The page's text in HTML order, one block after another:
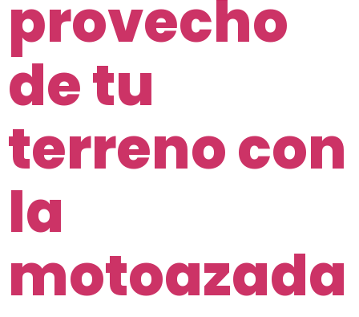
provecho
de tu
terreno con
la
motoazada